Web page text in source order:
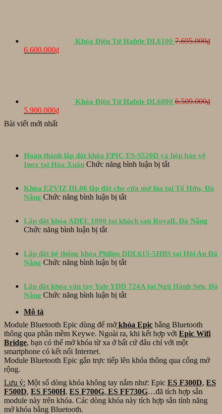
Khóa Điện Tử Hafele DL6100 7.695.000₫
Giá
6.600.000₫Giá
Khóa Điện Tử Hafele DL6000 6.509.000₫
Giá
gốc
là:
5.900.000₫Giá
Bài viết mới nhất
Hoàn thành lắp đặt khóa EPIC ES-S520D và hộp bảo vệ
Inox tại Hòa Xuân Chức năng bình luận bị tắtở
lắp
EPIC
ES-
hộp
tại
Khóa EZVIZ DL06 lắp đặt cho cửa mở lùa tại Tố Hữu, Đà
Nẵng Chức năng bình luận bị tắtở
DL06
cho
cửa
mở
tại
Tố
Nẵng
Lắp đặt khóa ADEL 1800 tại khách sạn RoyalL Đà Nẵng
Chức năng bình luận bị tắtở
khóa
ADEL
tại
khách
sạn
Nẵng
Lắp đặt hệ thống khóa Philips DDL615-5HBS tại Hội An Đà
Nẵng Chức năng bình luận bị tắtở
hệ
thống
DDL615-
5HBS
tại
An
Nẵng
Lắp đặt khóa vân tay Yale YDD 724A tại Ngũ Hành Sơn, Đà
Nẵng Chức năng bình luận bị tắtở
khóa
vân
tay
Yale
YDD
724A
Ngũ
Hành
Sơn,
Mô tả
Module Bluetooth Epic dùng để mởkhóa Epic bằng Bluetooth
thông qua phần mềm Keywe. Ngoài ra, khi kết hợp với Epic Wifi
Bridge, bạn có thể mở khóa từ xa ở bất cứ đâu chỉ với một
smartphone có kết nối Internet.
Module Bluetooth Epic gắn trực tiếp lên khóa thông qua cổng mở
rộng.
Lưu ý: Một số dòng khóa không tay nắm như: Epic ES F300D, ES
F500D, ES F500H, ES F700G, ES FF730G…đã tích hợp sẵn
module này trên khóa. Các dòng khóa này tích hợp sẵn tính năng
mở khóa bằng Bluetooth.